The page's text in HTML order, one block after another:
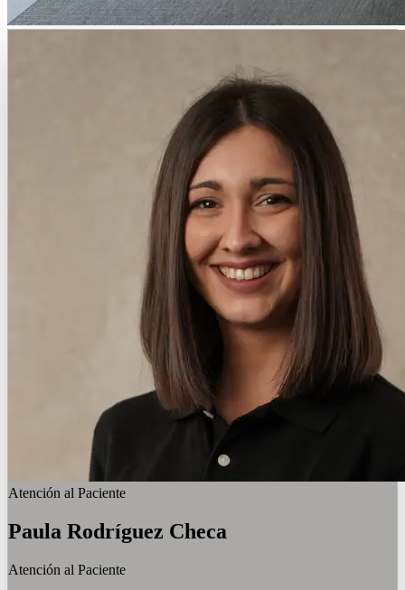
Atención al Paciente
Paula Rodríguez Checa
Atención al Paciente